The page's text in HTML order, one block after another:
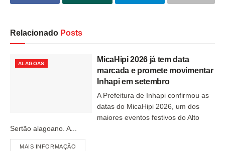
Relacionado Posts
ALAGOAS
MicaHipi 2026 já tem data
marcada e promete movimentar
Inhapi em setembro
A Prefeitura de Inhapi confirmou as
datas do MicaHipi 2026, um dos
maiores eventos festivos do Alto
Sertão alagoano. A...
MAIS INFORMAÇÃO